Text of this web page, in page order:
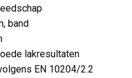
band
lakresultaten
EN 10204/2.2